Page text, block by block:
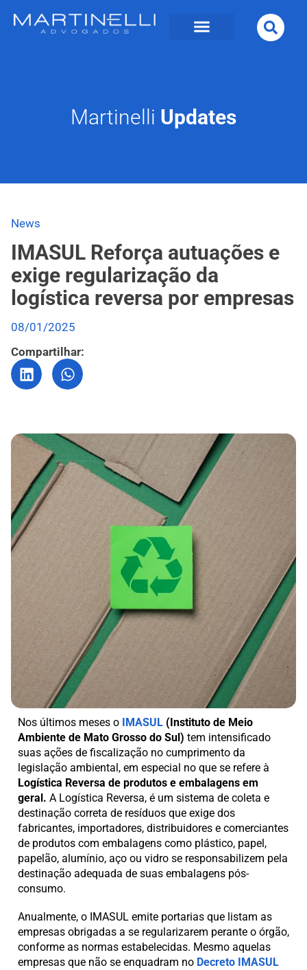
Martinelli Updates
News
IMASUL Reforça autuações e
exige regularização da
logística reversa por empresas
08/01/2025
Compartilhar:
Nos últimos meses o IMASUL (Instituto de Meio
Ambiente de Mato Grosso do Sul) tem intensificado
suas ações de fiscalização no cumprimento da
legislação ambiental, em especial no que se refere à
Logística Reversa de produtos e embalagens em
geral. A Logística Reversa, é um sistema de coleta e
destinação correta de resíduos que exige dos
fabricantes, importadores, distribuidores e comerciantes
de produtos com embalagens como plástico, papel,
papelão, alumínio, aço ou vidro se responsabilizem pela
destinação adequada de suas embalagens pós-
consumo.
Anualmente, o IMASUL emite portarias que listam as
empresas obrigadas a se regularizarem perante o órgão,
conforme as normas estabelecidas. Mesmo aquelas
empresas que não se enquadram no Decreto IMASUL